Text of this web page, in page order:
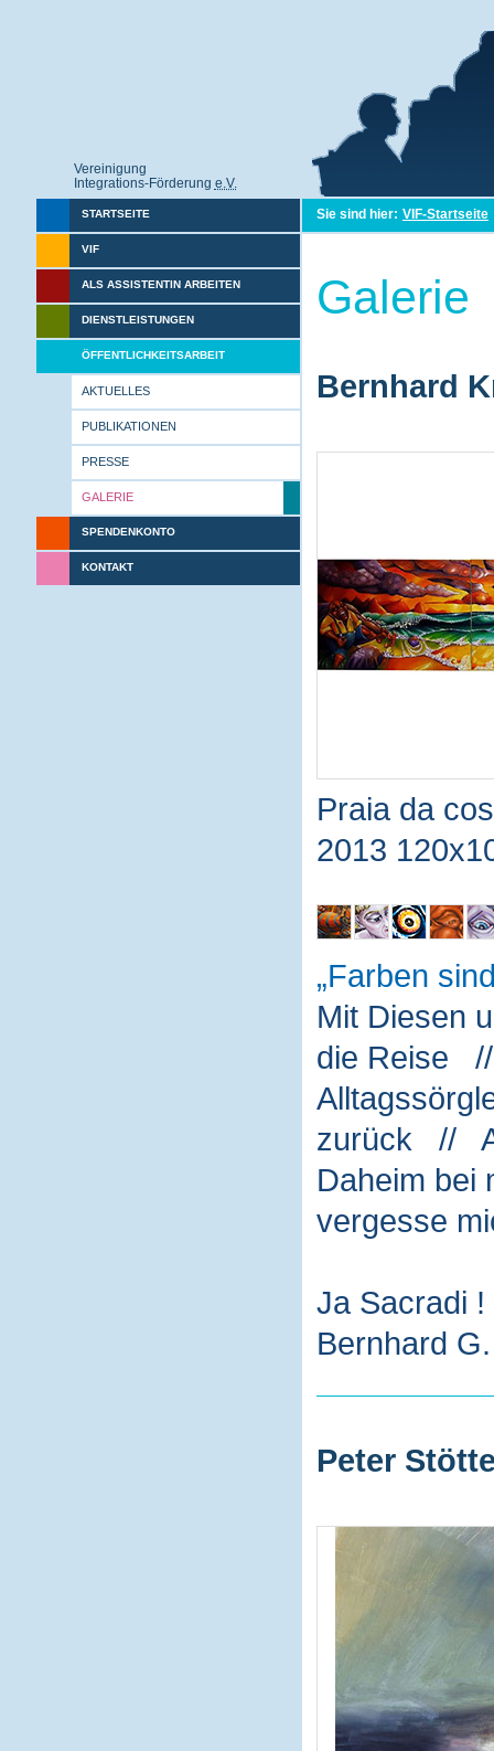
Vereinigung
Integrations-Förderung e.V.
STARTSEITE
VIF
ALS ASSISTENTIN ARBEITEN
DIENSTLEISTUNGEN
ÖFFENTLICHKEITSARBEIT
AKTUELLES
PUBLIKATIONEN
PRESSE
GALERIE
SPENDENKONTO
KONTAKT
Sie sind hier: VIF-Startseite
Galerie
Bernhard
Praia da
2013
Farben
Mit Diesen
die Reise
zurück //
Daheim
vergesse
Ja Sacradi
Bernhard
Peter